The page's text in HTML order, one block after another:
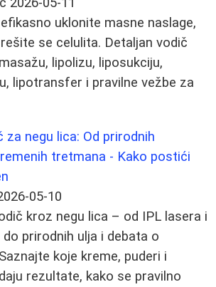
uklonite masne naslage,
se celulita. Detaljan vodič
lipolizu, liposukciju,
lipotransfer i pravilne vežbe za
za negu lica: Od prirodnih
tretmana - Kako postići
05-10
kroz negu lica – od IPL lasera i
do prirodnih ulja i debata o
koje kreme, puderi i
rezultate, kako se pravilno